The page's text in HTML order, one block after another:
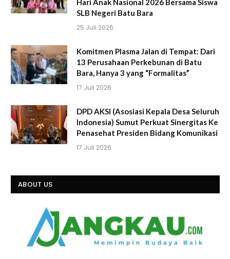
Hari Anak Nasional 2026 Bersama Siswa
SLB Negeri Batu Bara
25 Juli 2026
Komitmen Plasma Jalan di Tempat: Dari
13 Perusahaan Perkebunan di Batu
Bara, Hanya 3 yang “Formalitas”
17 Juli 2026
DPD AKSI (Asosiasi Kepala Desa Seluruh
Indonesia) Sumut Perkuat Sinergitas Ke
Penasehat Presiden Bidang Komunikasi
17 Juli 2026
ABOUT US